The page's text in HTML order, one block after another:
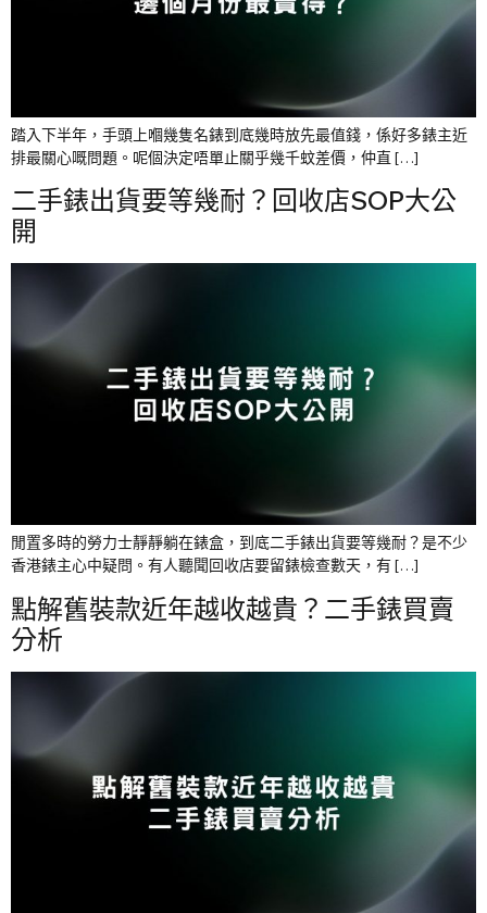
踏入下半年，手頭上嗰幾隻名錶到底幾時放先最值錢，係好多錶主近
排最關心嘅問題。呢個決定唔單止關乎幾千蚊差價，仲直 […]
二手錶出貨要等幾耐？回收店SOP大公
開
閒置多時的勞力士靜靜躺在錶盒，到底二手錶出貨要等幾耐？是不少
香港錶主心中疑問。有人聽聞回收店要留錶檢查數天，有 […]
點解舊裝款近年越收越貴？二手錶買賣
分析